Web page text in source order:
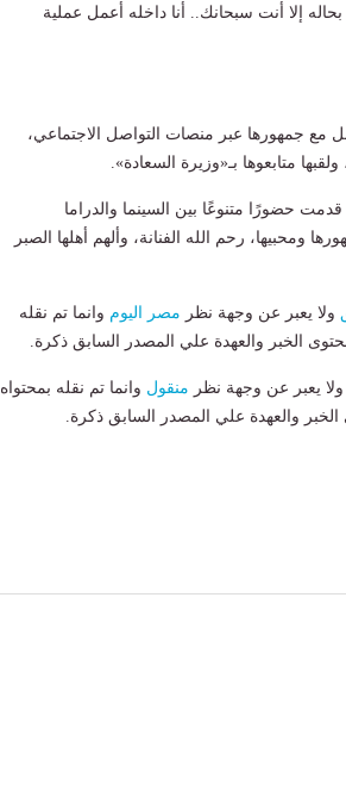
إلا أنت سبحانك.. أنا داخله أعمل عملية
جمهورها عبر منصات التواصل الاجتماعي،
متابعوها بـ«وزيرة السعادة».
حضورًا متنوعًا بين السينما والدراما
ومحبيها، رحم الله الفنانة، وألهم أهلها الصبر
ولا يعبر عن وجهة نظر مصر اليوم وانما تم نقله
الخبر والعهدة علي المصدر السابق ذكرة.
ولا يعبر عن وجهة نظر منقول وانما تم نقله بمحتواه
والعهدة علي المصدر السابق ذكرة.